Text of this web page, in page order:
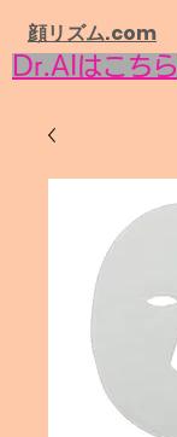
​顔リズム.com
Dr.AIはこちら